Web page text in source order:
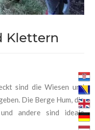
Klettern
sind die Wiesen und
Die Berge Hum, die
und andere sind ideale